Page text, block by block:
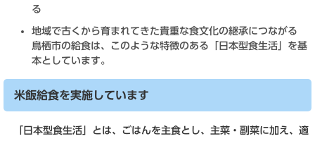
る
地域で古くから育まれてきた貴重な食文化の継承につながる
鳥栖市の給食は、このような特徴のある「日本型食生活」を基
本としています。
米飯給食を実施しています
「日本型食生活」とは、ごはんを主食とし、主菜・副菜に加え、適